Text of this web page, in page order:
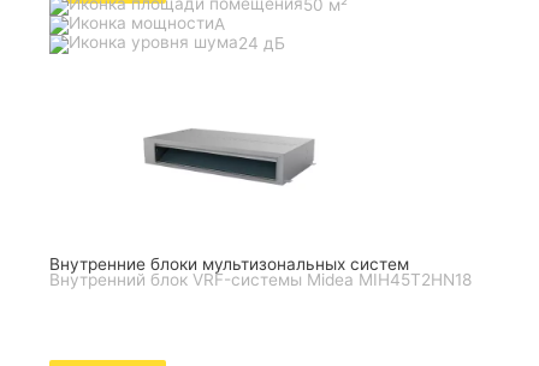
50 м²
A
24 дБ
Внутренние блоки мультизональных систем
Внутренний блок VRF-системы Midea MIH45T2HN18